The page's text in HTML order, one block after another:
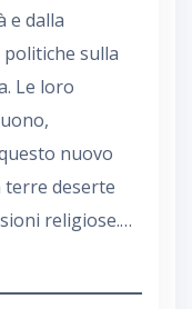
e dalla
sulla
Le loro
nuovo
terre deserte
religiose.…